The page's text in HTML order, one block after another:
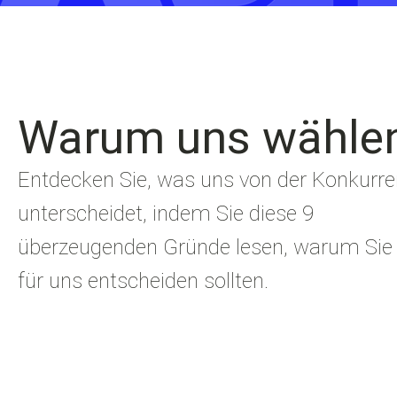
Warum uns
Entdecken Sie, was uns von der
unterscheidet, indem Sie diese 9
überzeugenden Gründe lesen, warum
für uns entscheiden sollten.